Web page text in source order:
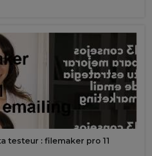
testeur : filemaker pro 11